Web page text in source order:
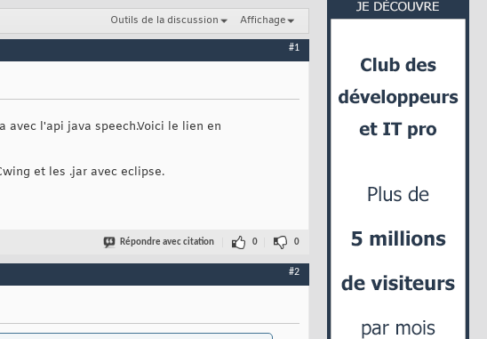
Outils de la discussion Affichage
#1
avec l'api java speech.Voici le lien en
et les .jar avec eclipse.
Répondre avec citation 0 0
#2